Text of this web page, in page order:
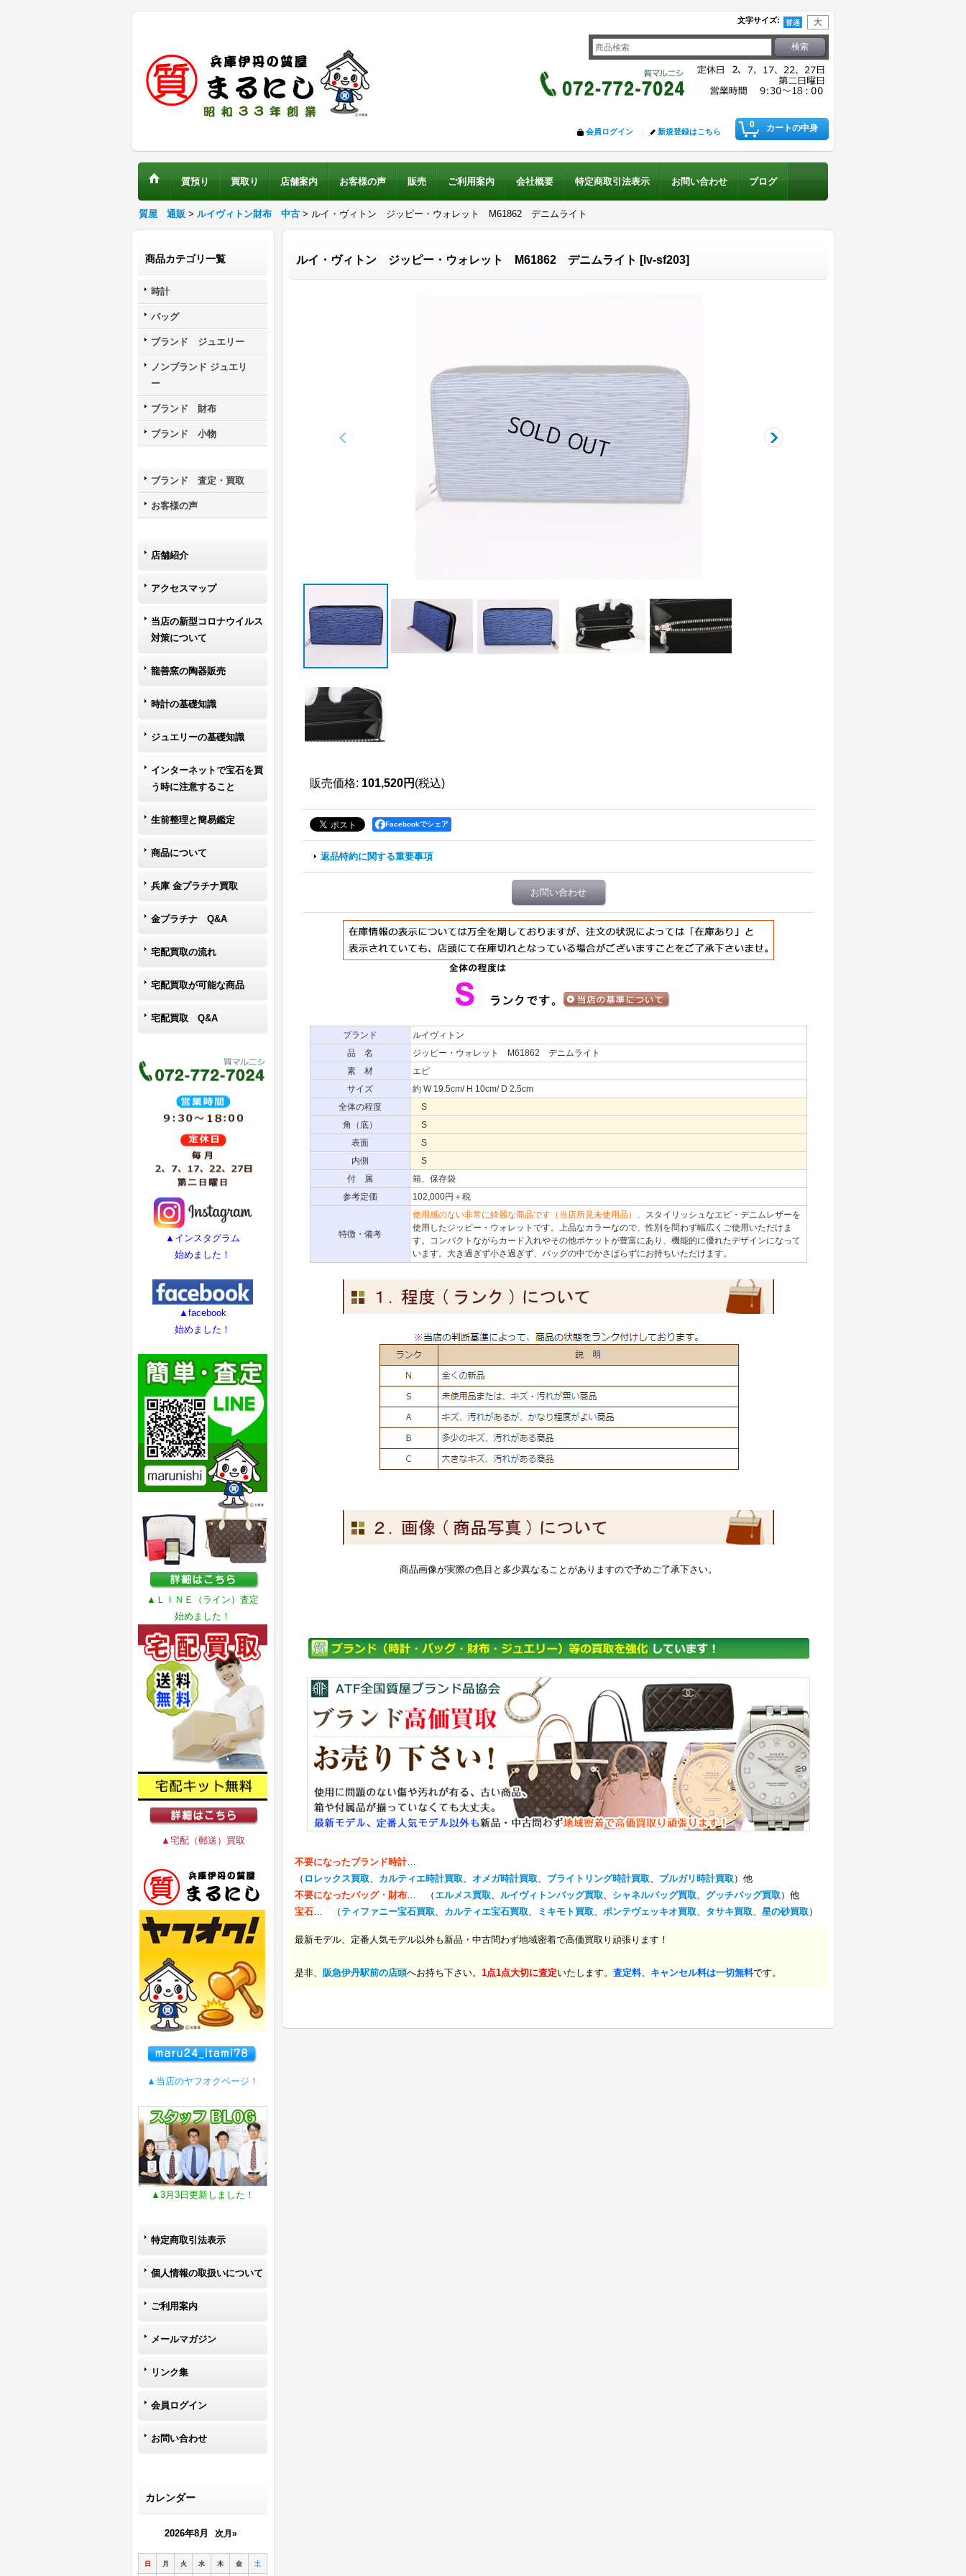
質屋 通販 > ルイヴィトン財布 中古 > ルイ・ヴィトン ジッピー・ウォレット M61862 デニムライト
文字サイズ:
0 カートの中身
会員ログイン 新規登録はこちら
質預り 買取り 店舗案内 お客様の声 販売 ご利用案内 会社概要 特定商取引法表示 お問い合わせ ブログ
商品カテゴリ一覧
時計
バッグ
ブランド ジュエリー
ノンブランド ジュエリ
ー
ブランド 財布
ブランド 小物
ブランド 査定・買取
お客様の声
店舗紹介
アクセスマップ
当店の新型コロナウイルス
対策について
龍善窯の陶器販売
時計の基礎知識
ジュエリーの基礎知識
インターネットで宝石を買
う時に注意すること
生前整理と簡易鑑定
商品について
兵庫 金プラチナ買取
金プラチナ Q&A
宅配買取の流れ
宅配買取が可能な商品
宅配買取 Q&A
▲インスタグラム
始めました！
▲facebook
始めました！
▲ＬＩＮＥ（ライン）査定
始めました！
▲宅配（郵送）買取
▲当店のヤフオクページ！
▲3月3日更新しました！
特定商取引法表示
個人情報の取扱いについて
ご利用案内
メールマガジン
リンク集
会員ログイン
お問い合わせ
カレンダー
2026年8月 次月»
日 月 火 水 木 金 土
ルイ・ヴィトン ジッピー・ウォレット M61862 デニムライト [lv-sf203]
販売価格: 101,520円 (税込)
Facebookでシェア
返品特約に関する重要事項
お問い合わせ
ブランド
ルイヴィトン
品 名
ジッピー・ウォレット M61862 デニムライト
素 材
エピ
サイズ
約 W 19.5cm/ H 10cm/ D 2.5cm
全体の程度
S
角（底）
S
表面
S
内側
S
付 属
箱、保存袋
参考定価
102,000円＋税
特徴・備考
使用感のない非常に綺麗な商品です（当店所見未使用品）。 スタイリッシュなエピ・デニムレザーを
使用したジッピー・ウォレットです。上品なカラーなので、性別を問わず幅広くご使用いただけま
す。コンパクトながらカード入れやその他ポケットが豊富にあり、機能的に優れたデザインになって
います。大き過ぎず小さ過ぎず、バッグの中でかさばらずにお持ちいただけます。
商品画像が実際の色目と多少異なることがありますので予めご了承下さい。
不要になったブランド時計…
（ ロレックス買取、 カルティエ時計買取、 オメガ時計買取、 ブライトリング時計買取、 ブルガリ時計買取 ）他
不要になったバッグ・財布… （ エルメス買取、 ルイヴィトンバッグ買取、 シャネルバッグ買取、 グッチバッグ買取 ）他
宝石… （ティファニー宝石買取、 カルティエ宝石買取、 ミキモト買取、 ポンテヴェッキオ買取、 タサキ買取、 星の砂買取 ）
最新モデル、定番人気モデル以外も新品・中古問わず地域密着で高価買取り頑張ります！
是非、 阪急伊丹駅前の店頭へお持ち下さい。 1点1点大切に査定いたします。 査定料、キャンセル料は一切無料です。